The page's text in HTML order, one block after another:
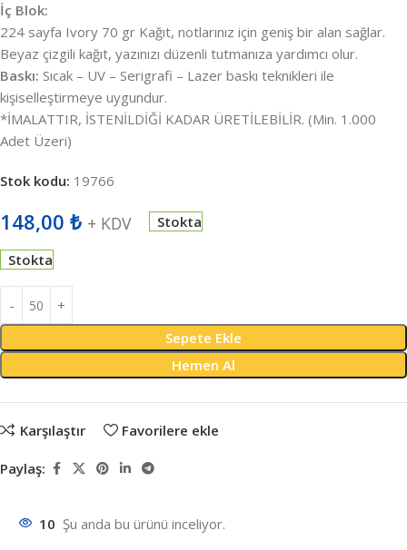
İç Blok:
224 sayfa Ivory 70 gr Kağıt, notlarınız için geniş bir alan sağlar.
Beyaz çizgili kağıt, yazınızı düzenli tutmanıza yardımcı olur.
Baskı: Sıcak – UV – Serigrafi – Lazer baskı teknikleri ile
kişiselleştirmeye uygundur.
*İMALATTIR, İSTENİLDİĞİ KADAR ÜRETİLEBİLİR. (Min. 1.000
Adet Üzeri)
Stok kodu: 19766
148,00 ₺ + KDV Stokta
Stokta
Sepete Ekle
Hemen Al
Karşılaştır Favorilere ekle
Paylaş:
10 Şu anda bu ürünü inceliyor.